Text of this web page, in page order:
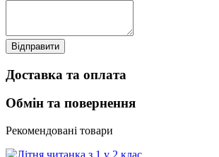
Відправити
Доставка та оплата
Обмін та повернення
Рекомендовані товари